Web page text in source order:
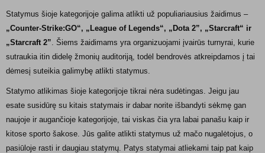
Statymus šioje kategorijoje galima atlikti už populiariausius žaidimus –
„Counter-Strike:GO“, „League of Legends“, „Dota 2”, „Starcraft“ ir
„Starcraft 2”. Šiems žaidimams yra organizuojami įvairūs turnyrai, kurie
sutraukia itin didelę žmonių auditoriją, todėl bendrovės atkreipdamos į tai
dėmesį suteikia galimybę atlikti statymus.
Statymo atlikimas šioje kategorijoje tikrai nėra sudėtingas. Jeigu jau
esate susidūrę su kitais statymais ir dabar norite išbandyti sėkmę gan
naujoje ir augančioje kategorijoje, tai viskas čia yra labai panašu kaip ir
kitose sporto šakose. Jūs galite atlikti statymus už mačo nugalėtojus, o
pasiūloje rasti ir daugiau statymų. Patys statymai atliekami taip pat kaip